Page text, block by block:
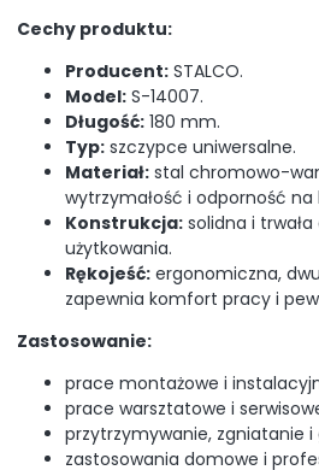
Cechy produktu:
Producent: STALCO.
Model: S-14007.
Długość: 180 mm.
Typ: szczypce uniwersalne.
Materiał: stal chromowo-
wytrzymałość i odporność na
Konstrukcja: solidna i
użytkowania.
Rękojeść: ergonomiczna,
zapewnia komfort pracy i
Zastosowanie:
prace montażowe i
prace warsztatowe i
przytrzymywanie, zgniatanie
zastosowania domowe i